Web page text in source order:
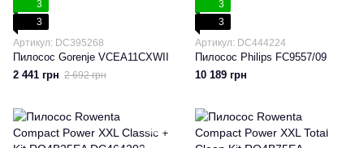
3
3
Артикул: DC395268
Пилосос Gorenje VCEA11CXWII
2 441 грн 2 692 грн
3
3
Артикул: DC444224
Пилосос Philips FC9557/09
10 189 грн